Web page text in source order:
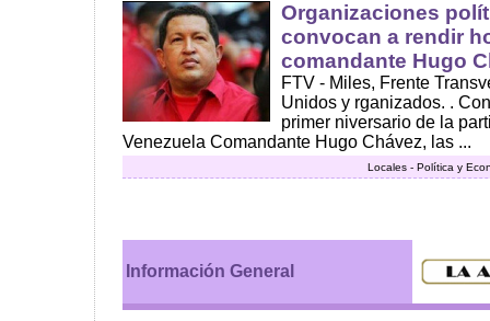
Organizaciones
convocan a rendir
comandante Hugo
FTV - Miles, Frente
Unidos y rganizados. .
primer niversario de la
Venezuela Comandante Hugo Chávez, las ...
Locales - Política y
Información General